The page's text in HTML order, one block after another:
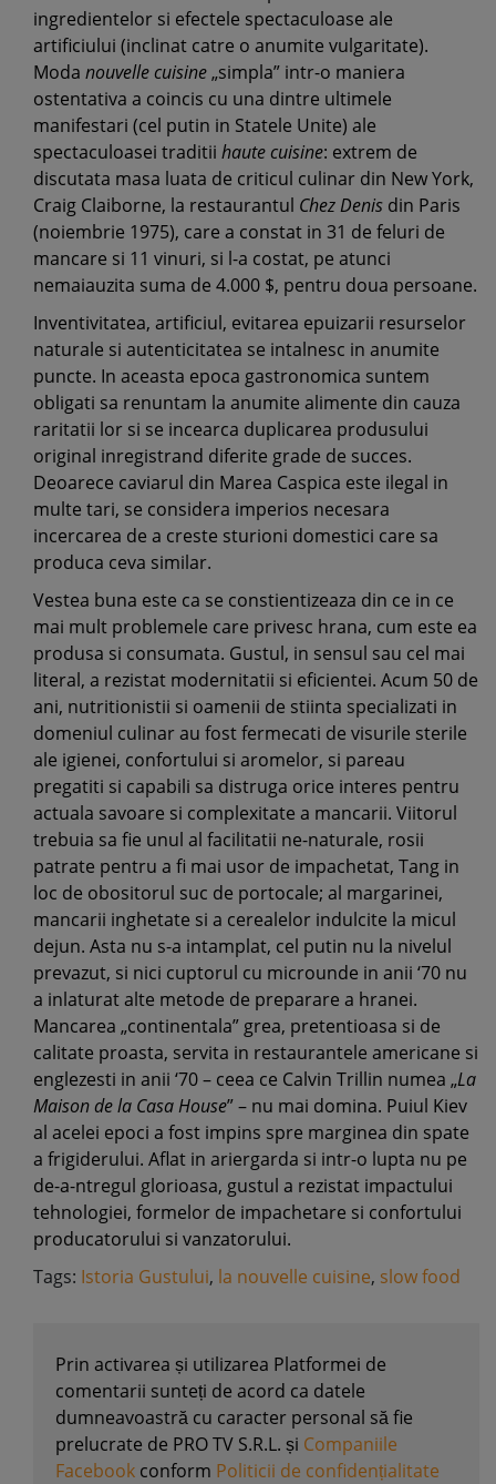
ingredientelor si efectele spectaculoase ale
artificiului (inclinat catre o anumite vulgaritate).
Moda nouvelle cuisine„simpla” intr-o maniera
ostentativa a coincis cu una dintre ultimele
manifestari (cel putin in Statele Unite) ale
spectaculoasei traditii haute cuisine: extrem de
discutata masa luata de criticul culinar din New York,
Craig Claiborne, la restaurantul Chez Denis din Paris
(noiembrie 1975), care a constat in 31 de feluri de
mancare si 11 vinuri, si l-a costat, pe atunci
nemaiauzita suma de 4.000 $, pentru doua persoane.
Inventivitatea, artificiul, evitarea epuizarii resurselor
naturale si autenticitatea se intalnesc in anumite
puncte. In aceasta epoca gastronomica suntem
obligati sa renuntam la anumite alimente din cauza
raritatii lor si se incearca duplicarea produsului
original inregistrand diferite grade de succes.
Deoarece caviarul din Marea Caspica este ilegal in
multe tari, se considera imperios necesara
incercarea de a creste sturioni domestici care sa
produca ceva similar.
Vestea buna este ca se constientizeaza din ce in ce
mai mult problemele care privesc hrana, cum este ea
produsa si consumata. Gustul, in sensul sau cel mai
literal, a rezistat modernitatii si eficientei. Acum 50 de
ani, nutritionistii si oamenii de stiinta specializati in
domeniul culinar au fost fermecati de visurile sterile
ale igienei, confortului si aromelor, si pareau
pregatiti si capabili sa distruga orice interes pentru
actuala savoare si complexitate a mancarii. Viitorul
trebuia sa fie unul al facilitatii ne-naturale, rosii
patrate pentru a fi mai usor de impachetat, Tang in
loc de obositorul suc de portocale; al margarinei,
mancarii inghetate si a cerealelor indulcite la micul
dejun. Asta nu s-a intamplat, cel putin nu la nivelul
prevazut, si nici cuptorul cu microunde in anii ‘70 nu
a inlaturat alte metode de preparare a hranei.
Mancarea „continentala” grea, pretentioasa si de
calitate proasta, servita in restaurantele americane si
englezesti in anii ‘70 – ceea ce Calvin Trillin numea „La
Maison de la Casa House” – nu mai domina. Puiul Kiev
al acelei epoci a fost impins spre marginea din spate
a frigiderului. Aflat in ariergarda si intr-o lupta nu pe
de-a-ntregul glorioasa, gustul a rezistat impactului
tehnologiei, formelor de impachetare si confortului
producatorului si vanzatorului.
Tags: Istoria Gustului, la nouvelle cuisine, slow food
Prin activarea și utilizarea Platformei de
comentarii sunteți de acord ca datele
dumneavoastră cu caracter personal să fie
prelucrate de PRO TV S.R.L. și Companiile
Facebook conform Politicii de confidențialitate